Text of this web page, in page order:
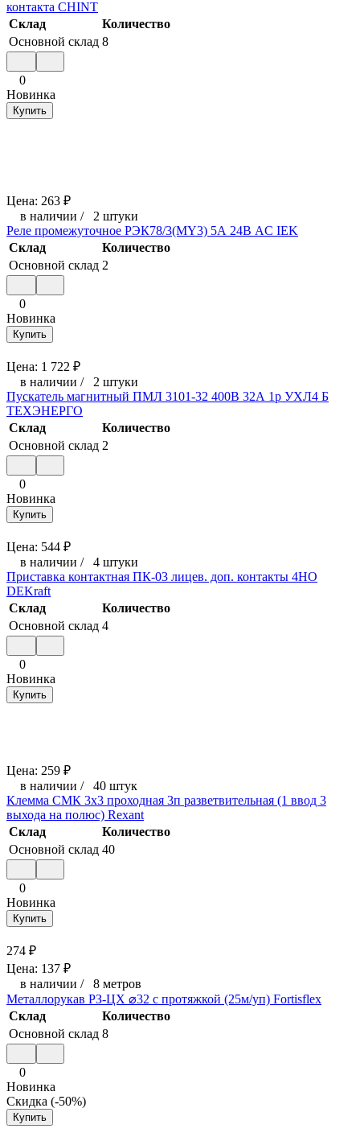
контакта CHINT
Склад
Количество
Основной склад 8
0
Новинка
Купить
Цена: 263 ₽
в наличии / 2 штуки
Реле промежуточное РЭК78/3(MY3) 5А 24В AC IEK
Склад
Количество
Основной склад 2
0
Новинка
Купить
Цена: 1 722 ₽
в наличии / 2 штуки
Пускатель магнитный ПМЛ 3101-32 400В 32А 1р УХЛ4 Б
ТЕХЭНЕРГО
Склад
Количество
Основной склад 2
0
Новинка
Купить
Цена: 544 ₽
в наличии / 4 штуки
Приставка контактная ПК-03 лицев. доп. контакты 4НО
DEKraft
Склад
Количество
Основной склад 4
0
Новинка
Купить
Цена: 259 ₽
в наличии / 40 штук
Клемма СМК 3х3 проходная 3п разветвительная (1 ввод 3
выхода на полюс) Rexant
Склад
Количество
Основной склад 40
0
Новинка
Купить
274 ₽
Цена: 137 ₽
в наличии / 8 метров
Металлорукав РЗ-ЦХ ⌀32 с протяжкой (25м/уп) Fortisflex
Склад
Количество
Основной склад 8
0
Новинка
Скидка (-50%)
Купить